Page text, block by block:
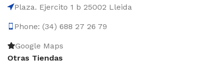
Plaza. Ejercito 1 b 25002 Lleida
Phone: (34) 688 27 26 79
Google Maps
Otras Tiendas